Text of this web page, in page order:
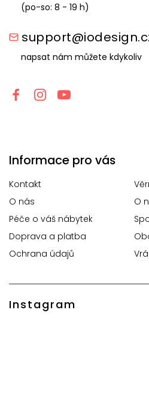
(po-so: 8 - 19 h)
napsat nám můžete kdykoliv
Informace pro vás
Kontakt
O nás
O
Péče o váš nábytek
Doprava a platba
Ochrana údajů
Instagram